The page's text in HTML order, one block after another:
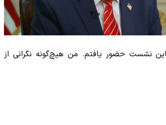
نشست حضور یافتم. من هیچ‌گونه نگرانی از